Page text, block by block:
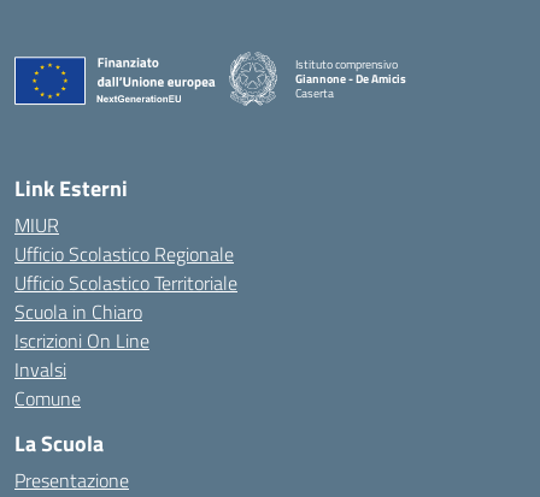
Istituto comprensivo
Giannone - De Amicis
Caserta
Link Esterni
MIUR
Ufficio Scolastico Regionale
Ufficio Scolastico Territoriale
Scuola in Chiaro
Iscrizioni On Line
Invalsi
Comune
La Scuola
Presentazione